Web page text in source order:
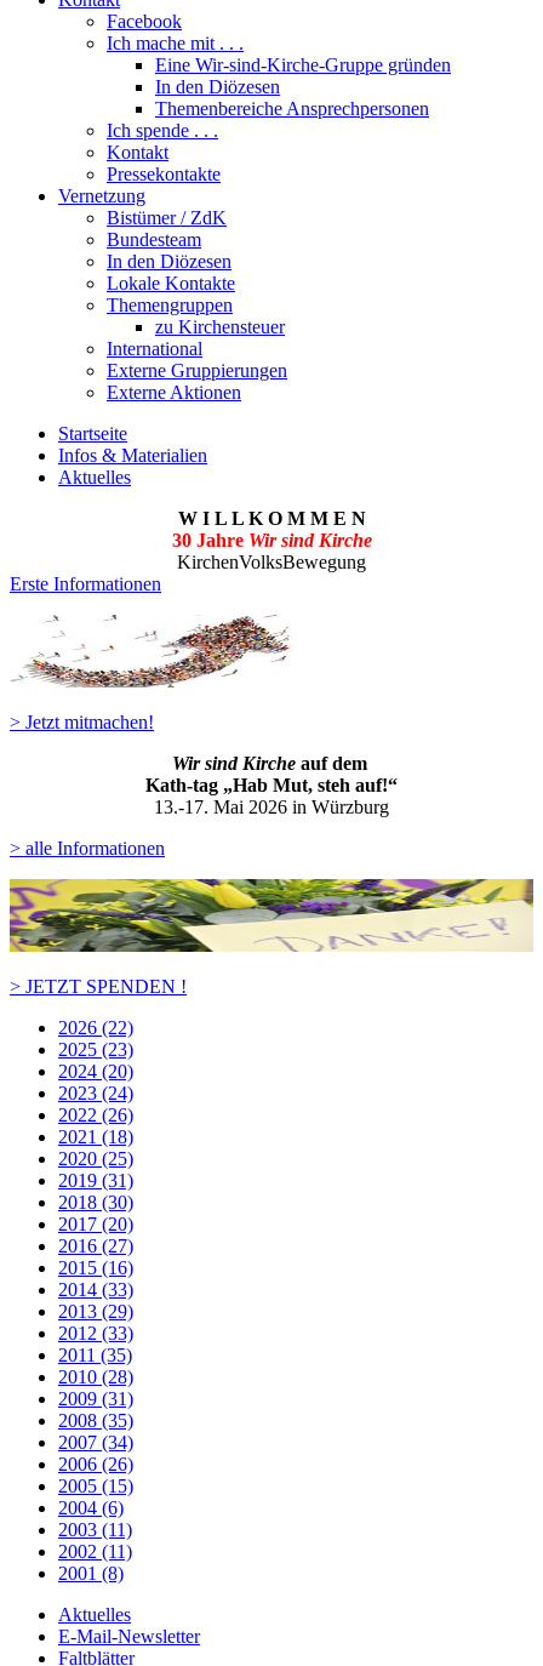
Facebook
Ich mache mit . . .
Eine Wir-sind-Kirche-Gruppe gründen
In den Diözesen
Themenbereiche Ansprechpersonen
Ich spende . . .
Kontakt
Pressekontakte
Vernetzung
Bistümer / ZdK
Bundesteam
In den Diözesen
Lokale Kontakte
Themengruppen
zu Kirchensteuer
International
Externe Gruppierungen
Externe Aktionen
Startseite
Infos & Materialien
Aktuelles
W I L L K O M M E N
30 Jahre Wir sind Kirche
KirchenVolksBewegung
Erste Informationen
> Jetzt mitmachen!
Wir sind Kirche auf dem
Kath-tag „Hab Mut, steh auf!“
13.-17. Mai 2026 in Würzburg
> alle Informationen
> JETZT SPENDEN !
2026 (22)
2025 (23)
2024 (20)
2023 (24)
2022 (26)
2021 (18)
2020 (25)
2019 (31)
2018 (30)
2017 (20)
2016 (27)
2015 (16)
2014 (33)
2013 (29)
2012 (33)
2011 (35)
2010 (28)
2009 (31)
2008 (35)
2007 (34)
2006 (26)
2005 (15)
2004 (6)
2003 (11)
2002 (11)
2001 (8)
Aktuelles
E-Mail-Newsletter
Faltblätter